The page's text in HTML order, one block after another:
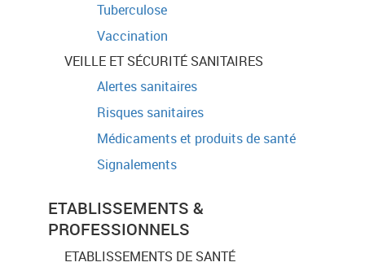
Tuberculose
Vaccination
VEILLE ET SÉCURITÉ SANITAIRES
Alertes sanitaires
Risques sanitaires
Médicaments et produits de santé
Signalements
ETABLISSEMENTS &
PROFESSIONNELS
ETABLISSEMENTS DE SANTÉ